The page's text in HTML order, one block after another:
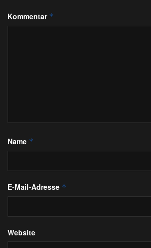
Kommentar *
Name *
E-Mail-Adresse *
Website